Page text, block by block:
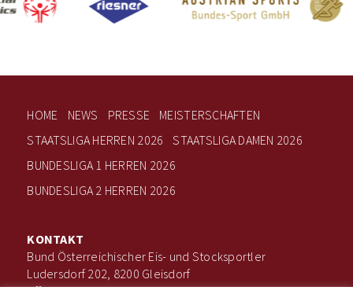
HOME NEWS PRESSE
MEISTERSCHAFTEN
STAATSLIGA HERREN 2026
STAATSLIGA DAMEN 2026
BUNDESLIGA 1 HERREN 2026
BUNDESLIGA 2 HERREN 2026
KONTAKT
Bund Österreichischer Eis- und Stocksportler
Ludersdorf 202, 8200 Gleisdorf
office@boee.at